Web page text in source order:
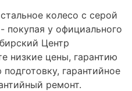
колесо с серой
покупая у официального
Центр
низкие цены, гарантию
гарантийное
ремонт.